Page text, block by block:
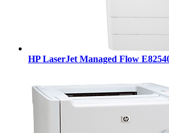
HP LaserJet Managed Flow